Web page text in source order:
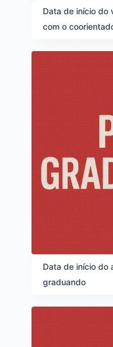
Data de início do
com o
Data de início do
graduando